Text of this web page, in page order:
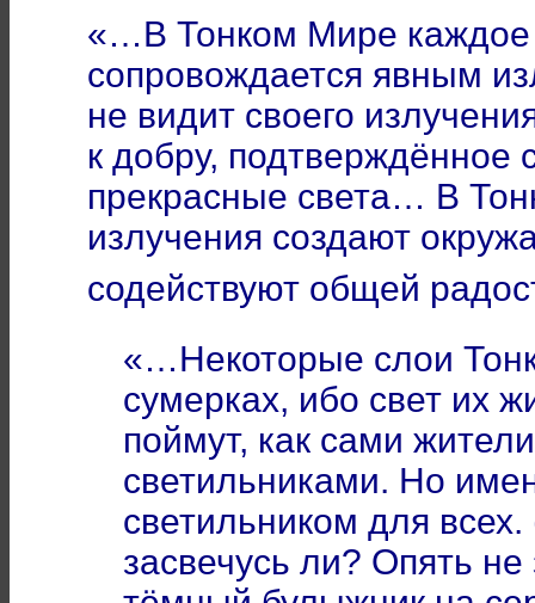
«…В Тонком Мире каждое
сопровождается явным
не видит своего
к добру,
прекрасные света… В
излучения создают
содействуют общей
«…Некоторые слои
сумерках, ибо свет их
поймут, как сами
светильниками. Но
светильником для
засвечусь ли? Опять